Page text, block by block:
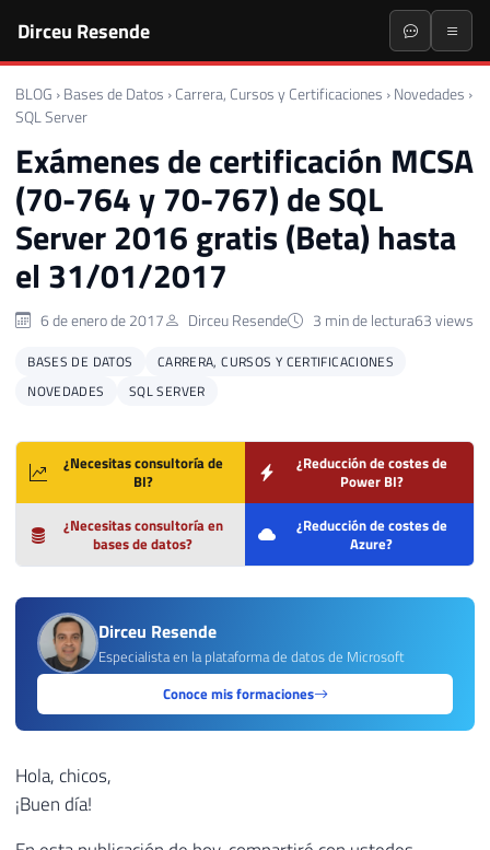
Dirceu Resende
BLOG › Bases de Datos › Carrera, Cursos y Certificaciones › Novedades ›
SQL Server
Exámenes de certificación MCSA
(70-764 y 70-767) de SQL
Server 2016 gratis (Beta) hasta
el 31/01/2017
6 de enero de 2017 Dirceu Resende 3 min de lectura63 views
BASES DE DATOS
CARRERA, CURSOS Y CERTIFICACIONES
NOVEDADES
SQL SERVER
¿Necesitas consultoría de
BI?
¿Reducción de costes de
Power BI?
¿Necesitas consultoría en
bases de datos?
¿Reducción de costes de
Azure?
Dirceu Resende
Especialista en la plataforma de datos de Microsoft
Conoce mis formaciones
Hola, chicos,
¡Buen día!